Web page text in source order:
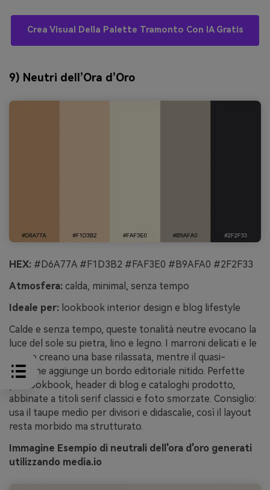
Crea Visual Della Palette Tramonto Con IA Gratis
9) Neutri dell’Ora d’Oro
HEX: #D6A77A #F1D3B2 #FAF3E0 #B9AFA0 #2F2F33
Atmosfera: calda, minimal, senza tempo
Ideale per: lookbook interior design e blog lifestyle
Calde e senza tempo, queste tonalità neutre evocano la
luce del sole su pietra, lino e legno. I marroni delicati e le
creme creano una base rilassata, mentre il quasi-
carbone aggiunge un bordo editoriale nitido. Perfette
per lookbook, header di blog e cataloghi prodotto,
abbinate a titoli serif classici e foto smorzate. Consiglio:
usa il taupe medio per divisori e didascalie, così il layout
resta morbido ma strutturato.
Immagine Esempio di neutrali dell'ora d'oro generati
utilizzando media.io